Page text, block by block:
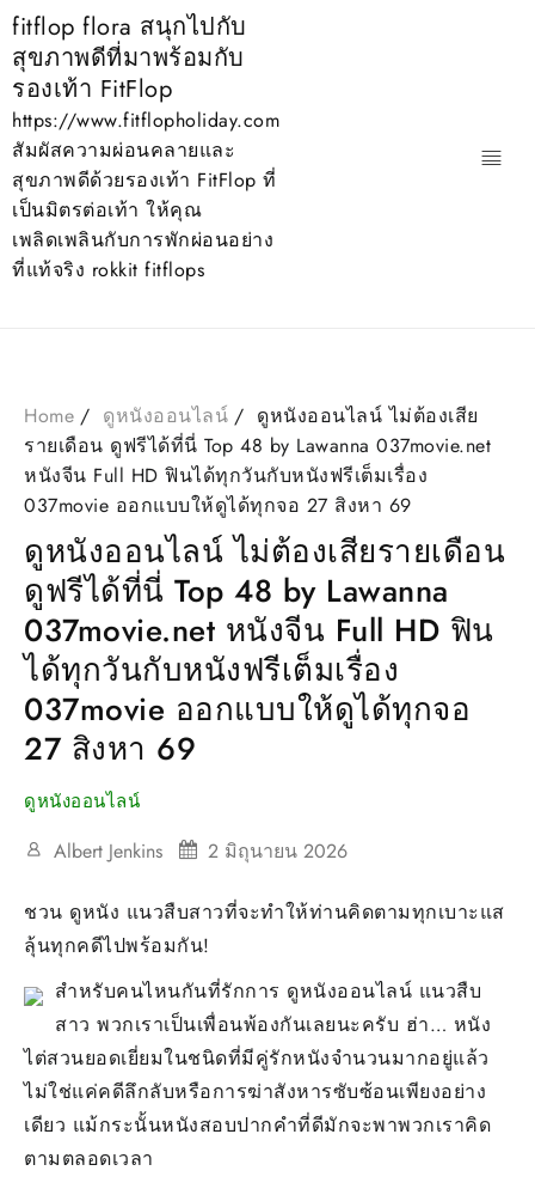
Skip
to
content
fitflop flora สนุกไปกับ
สุขภาพดีที่มาพร้อมกับ
รองเท้า FitFlop
https://www.fitflopholiday.com
สัมผัสความผ่อนคลายและ
สุขภาพดีด้วยรองเท้า FitFlop ที่
เป็นมิตรต่อเท้า ให้คุณ
เพลิดเพลินกับการพักผ่อนอย่าง
ที่แท้จริง rokkit fitflops
Home ดูหนังออนไลน์
ดูหนังออนไลน์ ไม่ต้องเสีย
รายเดือน ดูฟรีได้ที่นี่ Top 48 by Lawanna 037movie.net
หนังจีน Full HD ฟินได้ทุกวันกับหนังฟรีเต็มเรื่อง
037movie ออกแบบให้ดูได้ทุกจอ 27 สิงหา 69
ดูหนังออนไลน์ ไม่ต้องเสียรายเดือน
ดูฟรีได้ที่นี่ Top 48 by Lawanna
037movie.net หนังจีน Full HD ฟิน
ได้ทุกวันกับหนังฟรีเต็มเรื่อง
037movie ออกแบบให้ดูได้ทุกจอ
27 สิงหา 69
ดูหนังออนไลน์
Albert Jenkins 2 มิถุนายน 2026
ชวน ดูหนัง แนวสืบสาวที่จะทำให้ท่านคิดตามทุกเบาะแส
ลุ้นทุกคดีไปพร้อมกัน!
สำหรับคนไหนกันที่รักการ ดูหนังออนไลน์ แนวสืบ
สาว พวกเราเป็นเพื่อนพ้องกันเลยนะครับ ฮ่า… หนัง
ไต่สวนยอดเยี่ยมในชนิดที่มีคู่รักหนังจำนวนมากอยู่แล้ว
ไม่ใช่แค่คดีลึกลับหรือการฆ่าสังหารซับซ้อนเพียงอย่าง
เดียว แม้กระนั้นหนังสอบปากคำที่ดีมักจะพาพวกเราคิด
ตามตลอดเวลา